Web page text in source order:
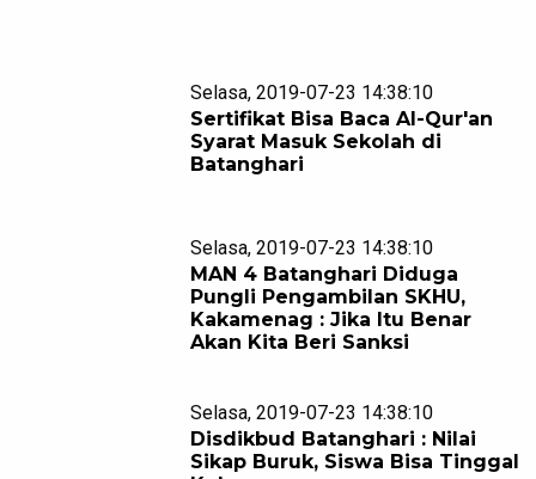
Selasa, 2019-07-23 14:38:10
Sertifikat Bisa Baca Al-Qur'an
Syarat Masuk Sekolah di
Batanghari
Selasa, 2019-07-23 14:38:10
MAN 4 Batanghari Diduga
Pungli Pengambilan SKHU,
Kakamenag : Jika Itu Benar
Akan Kita Beri Sanksi
Selasa, 2019-07-23 14:38:10
Disdikbud Batanghari : Nilai
Sikap Buruk, Siswa Bisa Tinggal